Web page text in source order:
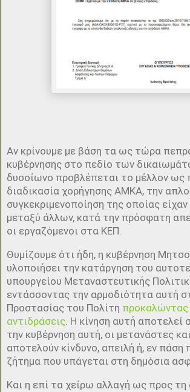
Αν κρίνουμε με βάση τα ως τώρα
κυβέρνησης στο πεδίο των
δυσοίωνο προβλέπεται το μέλλον ως
διαδικασία χορήγησης ΑΜΚΑ, την
συγκεκριμενοποίηση της οποίας είχαν
μεταξύ άλλων, κατά την πρόσφατη
οι εργαζόμενοι στα ΚΕΠ.
Θυμίζουμε ότι ήδη, η κυβέρνηση
υλοποιήσει την κατάργηση του
υπουργείου Μεταναστευτικής
εντάσσοντας την αρμοδιότητα αυτή
Προστασίας του Πολίτη
αντιδράσεις . Η κίνηση αυτή αποτελεί
την κυβέρνηση αυτή, οι μετανάστες
αποτελούν κίνδυνο, απειλή ή, εν πάση
ζήτημα που υπάγεται στη δημόσια
Και η επί τα χείρω αλλαγή ως προς τη